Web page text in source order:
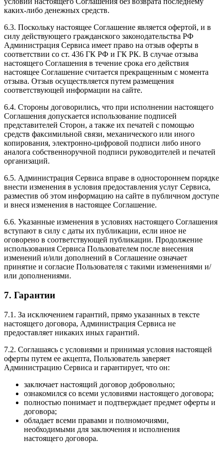
каких-либо денежных средств.
6.3. Поскольку настоящее Соглашение является офертой, и в
силу действующего гражданского законодательства РФ
Администрация Сервиса имеет право на отзыв оферты в
соответствии со ст. 436 ГК РФ и ГК РК. В случае отзыва
настоящего Соглашения в течение срока его действия
настоящее Соглашение считается прекращенным с момента
отзыва. Отзыв осуществляется путем размещения
соответствующей информации на сайте.
6.4. Стороны договорились, что при исполнении настоящего
Соглашения допускается использование подписей
представителей Сторон, а также их печатей с помощью
средств факсимильной связи, механического или иного
копирования, электронно-цифровой подписи либо иного
аналога собственноручной подписи руководителей и печатей
организаций.
6.5. Администрация Сервиса вправе в одностороннем порядке
внести изменения в условия предоставления услуг Сервиса,
разместив об этом информацию на сайте в публичном доступе
и внеся изменения в настоящее Соглашение.
6.6. Указанные изменения в условиях настоящего Соглашения
вступают в силу с даты их публикации, если иное не
оговорено в соответствующей публикации. Продолжение
использования Сервиса Пользователем после внесения
изменений и/или дополнений в Соглашение означает
принятие и согласие Пользователя с такими изменениями и/
или дополнениями.
7. Гарантии
7.1. За исключением гарантий, прямо указанных в тексте
настоящего договора, Администрация Сервиса не
предоставляет никаких иных гарантий.
7.2. Соглашаясь с условиями и принимая условия настоящей
оферты путем ее акцепта, Пользователь заверяет
Администрацию Сервиса и гарантирует, что он:
заключает настоящий договор добровольно;
ознакомился со всеми условиями настоящего договора;
полностью понимает и подтверждает предмет оферты и
договора;
обладает всеми правами и полномочиями,
необходимыми для заключения и исполнения
настоящего договора.